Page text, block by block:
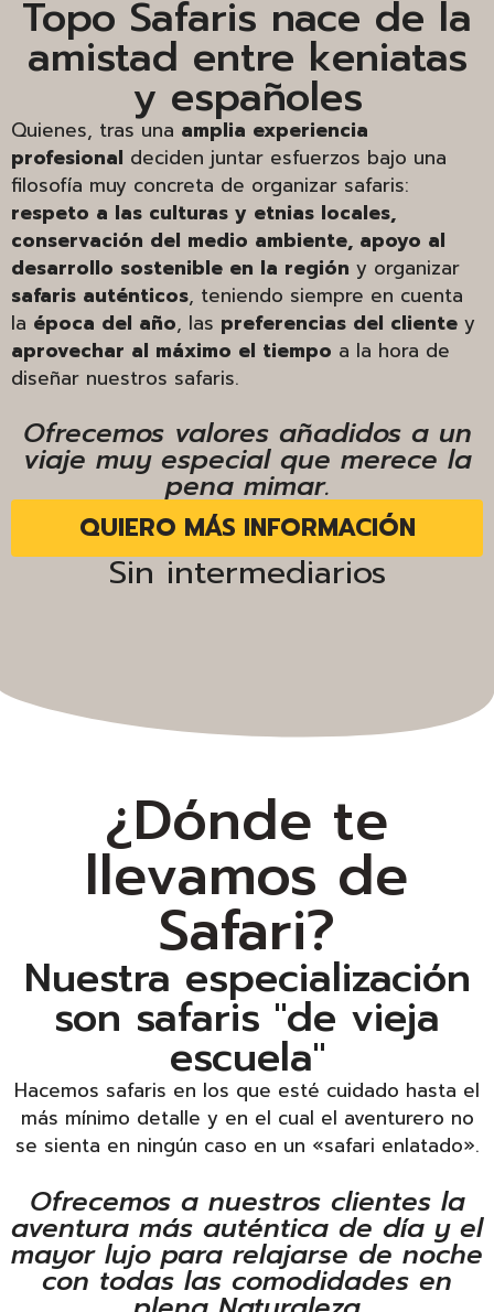
Topo Safaris nace de la
amistad entre keniatas
y españoles
Quienes, tras una amplia experiencia
profesional deciden juntar esfuerzos bajo una
filosofía muy concreta de organizar safaris:
respeto a las culturas y etnias locales,
conservación del medio ambiente, apoyo al
desarrollo sostenible en la región y organizar
safaris auténticos, teniendo siempre en cuenta
la época del año, las preferencias del cliente y
aprovechar al máximo el tiempo a la hora de
diseñar nuestros safaris.
Ofrecemos valores añadidos a un
viaje muy especial que merece la
pena mimar.
QUIERO MÁS INFORMACIÓN
Sin intermediarios
¿Dónde te
llevamos de
Safari?
Nuestra especialización
son safaris "de vieja
escuela"
Hacemos safaris en los que esté cuidado hasta el
más mínimo detalle y en el cual el aventurero no
se sienta en ningún caso en un «safari enlatado».
Ofrecemos a nuestros clientes la
aventura más auténtica de día y el
mayor lujo para relajarse de noche
con todas las comodidades en